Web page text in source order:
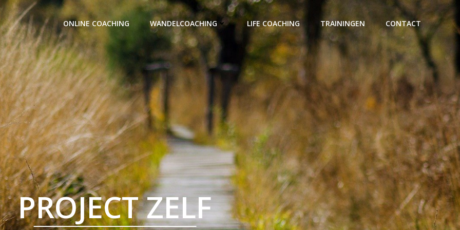
ONLINE COACHING WANDELCOACHING LIFE COACHING TRAININGEN CONTACT
PROJECT ZELF